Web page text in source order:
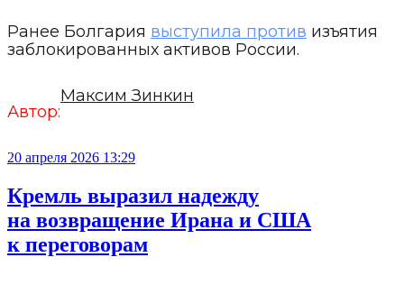
Ранее Болгария выступила против изъятия
заблокированных активов России.
Автор:
Максим Зинкин
20 апреля 2026 13:29
Кремль выразил надежду
на возвращение Ирана и США
к переговорам